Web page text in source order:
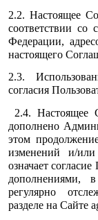
2.2. Настоящее
соответствии со
Федерации,
настоящего
2.3.
согласия
2.4. Настоящее
дополнено
этом
изменений и/
означает
дополнениями,
регулярно
разделе на Сайте